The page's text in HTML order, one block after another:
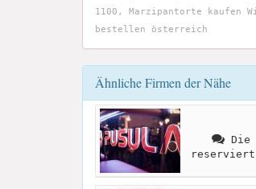
1100, Marzipantorte kaufen
bestellen österreich
Ähnliche Firmen der Nähe
Die